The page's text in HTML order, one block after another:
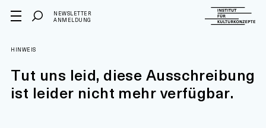
NEWSLETTER
ANMELDUNG
HINWEIS
Tut uns leid, diese Ausschreibung
ist leider nicht mehr verfügbar.